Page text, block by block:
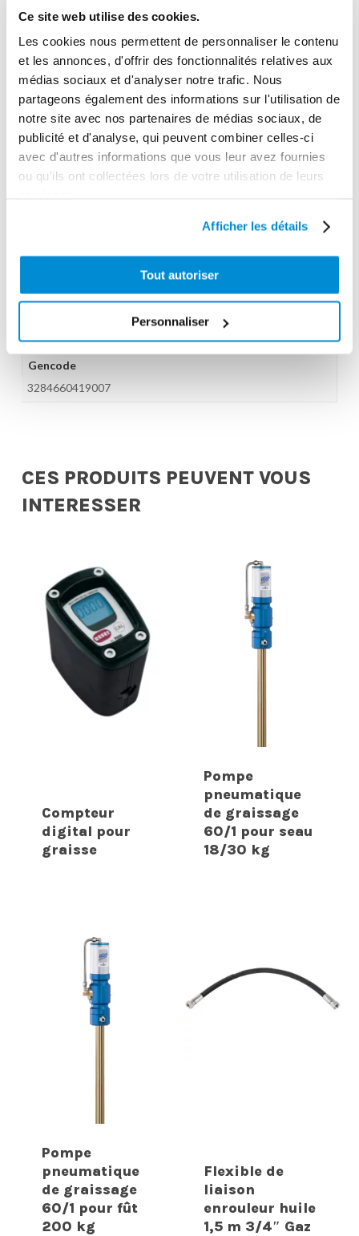
Ce site web utilise des cookies.
Les cookies nous permettent de personnaliser le contenu
et les annonces, d'offrir des fonctionnalités relatives aux
médias sociaux et d'analyser notre trafic. Nous
partageons également des informations sur l'utilisation de
notre site avec nos partenaires de médias sociaux, de
publicité et d'analyse, qui peuvent combiner celles-ci
avec d'autres informations que vous leur avez fournies
ou qu'ils ont collectées lors de votre utilisation de leurs
Afficher les détails
Tout autoriser
Personnaliser
Longueur de canne
N.A.
Diamètre
30 mm
Gamme tarifaire
Equipements d'atelier
Gencode
3284660419007
CES PRODUITS PEUVENT VOUS
INTERESSER
Compteur
digital pour
graisse
Pompe
pneumatique
de graissage
60/1 pour seau
18/30 kg
Pompe
pneumatique
de graissage
60/1 pour fût
200 kg
Flexible de
liaison
enrouleur huile
1,5 m 3/4″ Gaz